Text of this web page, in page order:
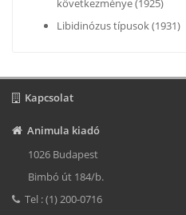
következménye (1925)
Libidinózus típusok (1931)
Kapcsolat
Animula kiadó
1026 Budapest
Bimbó út 184/b.
Tel : (1) 200-0716